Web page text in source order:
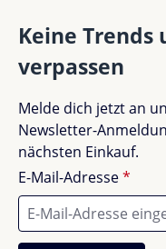
Abmessungen:
Fahrzeug, das
Materialien: 100
Produziert in
Dänemark
Pflegeleicht
Keine
Erfahrungen
Keine
verpassen
Melde dich jetzt an
Newsletter-
nächsten Einkauf.
E-Mail-Adresse*